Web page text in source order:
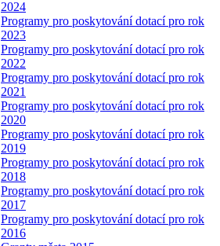
2024
Programy pro poskytování dotací pro rok
2023
Programy pro poskytování dotací pro rok
2022
Programy pro poskytování dotací pro rok
2021
Programy pro poskytování dotací pro rok
2020
Programy pro poskytování dotací pro rok
2019
Programy pro poskytování dotací pro rok
2018
Programy pro poskytování dotací pro rok
2017
Programy pro poskytování dotací pro rok
2016